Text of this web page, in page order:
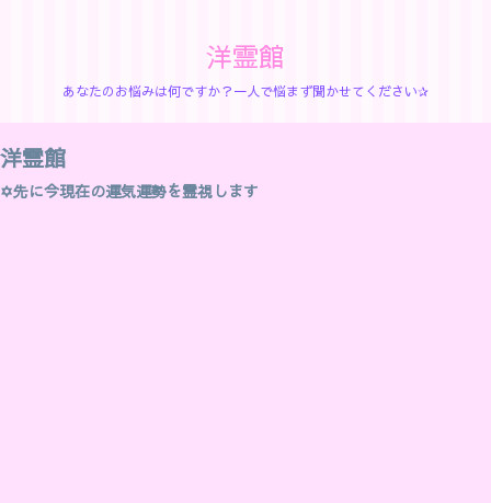
洋霊館
あなたのお悩みは何ですか？一人で悩まず聞かせてください✰
洋霊館
✡先に今現在の運気運勢を霊視します